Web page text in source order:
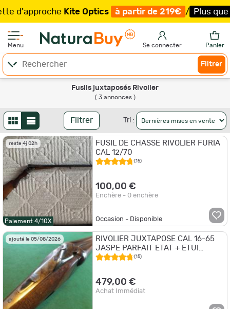
d'approcheKite Optics à partir de 219€ / Plus que
Menu Se connecter Panier
Filtrer
Fusils juxtaposés Rivolier
( 3 annonces )
Filtrer Tri :
reste 4j 02h
Paiement 4/10X
FUSIL DE CHASSE RIVOLIER FURIA
CAL 12/70
(15)
100,00 €
Enchère - 0 enchère
Occasion - Disponible
ajouté le 05/08/2026
RIVOLIER JUXTAPOSE CAL 16-65
JASPE PARFAIT ETAT + ETUI
JAMBON - TRES BEL ETAT ***
(15)
479,00 €
Achat Immédiat